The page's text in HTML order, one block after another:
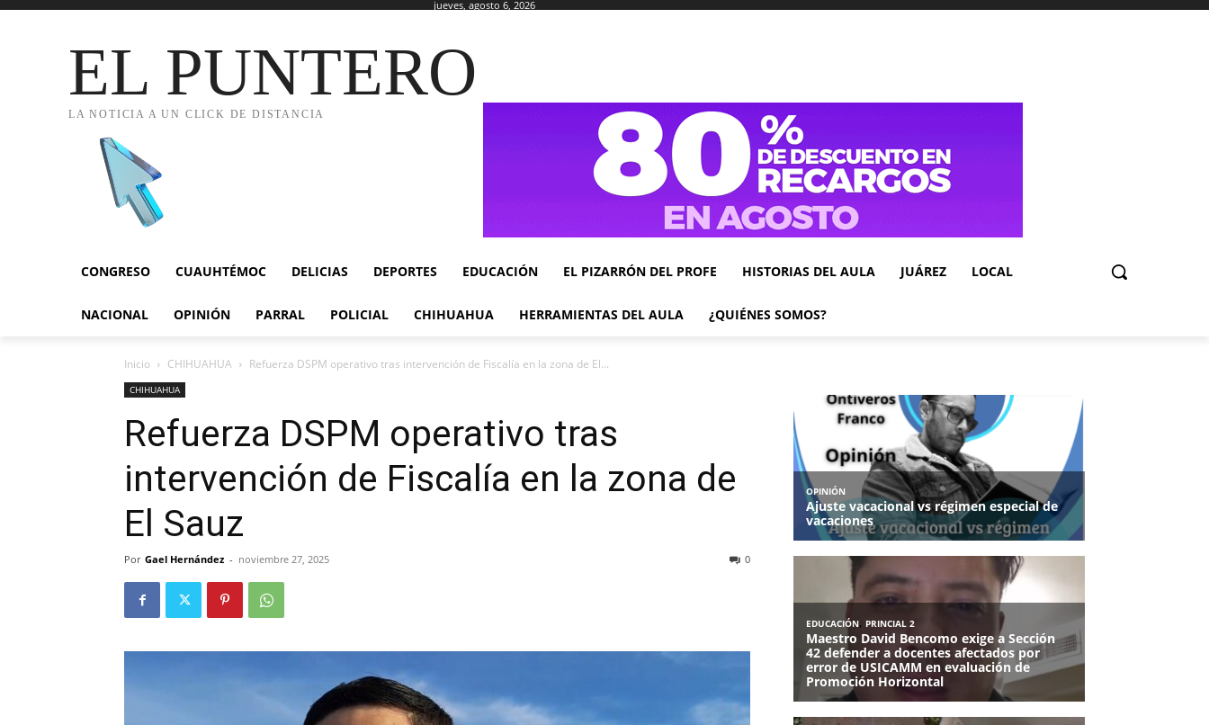
jueves, agosto 6, 2026
EL PUNTERO
LA NOTICIA A UN CLICK DE DISTANCIA
CONGRESO CUAUHTÉMOC DELICIAS DEPORTES EDUCACIÓN EL PIZARRÓN DEL PROFE HISTORIAS DEL AULA JUÁREZ LOCAL
NACIONAL OPINIÓN PARRAL POLICIAL CHIHUAHUA HERRAMIENTAS DEL AULA ¿QUIÉNES SOMOS?
Inicio CHIHUAHUA Refuerza DSPM operativo tras intervención de Fiscalía en la zona de El...
CHIHUAHUA
Refuerza DSPM operativo tras
intervención de Fiscalía en la zona de
El Sauz
Por Gael Hernández - noviembre 27, 2025 0